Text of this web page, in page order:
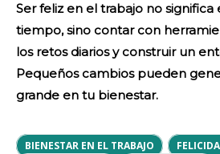
Ser feliz en el trabajo no
tiempo, sino contar con
los retos diarios y construir un
Pequeños cambios pueden
grande en tu bienestar.
BIENESTAR EN EL TRABAJO